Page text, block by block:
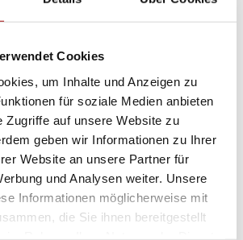
Cookies
um Inhalte und Anzeigen zu
für soziale Medien anbieten
Zugriffe auf unsere Website zu
geben wir Informationen zu Ihrer
Website an unsere Partner für
und Analysen weiter. Unsere
Informationen möglicherweise mit
die Sie ihnen bereitgestellt
Dokumente
/ STOCKHOLM II NEW YORK
II